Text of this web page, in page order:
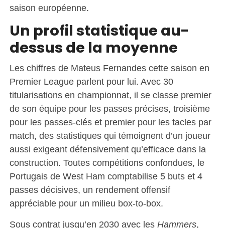
saison européenne.
Un profil statistique au-
dessus de la moyenne
Les chiffres de Mateus Fernandes cette saison en
Premier League parlent pour lui. Avec 30
titularisations en championnat, il se classe premier
de son équipe pour les passes précises, troisième
pour les passes-clés et premier pour les tacles par
match, des statistiques qui témoignent d’un joueur
aussi exigeant défensivement qu’efficace dans la
construction. Toutes compétitions confondues, le
Portugais de West Ham comptabilise 5 buts et 4
passes décisives, un rendement offensif
appréciable pour un milieu box-to-box.
Sous contrat jusqu’en 2030 avec les Hammers,